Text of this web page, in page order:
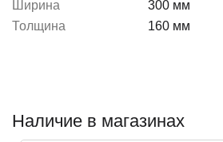
Ширина
300 мм
Толщина
160 мм
Наличие в магазинах